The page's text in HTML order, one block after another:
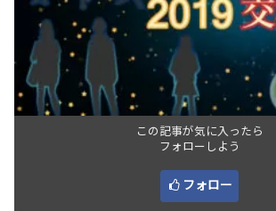
この記事が気に入ったら
フォローしよう
フォロー